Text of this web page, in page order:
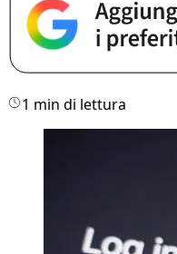
1 min di lettura